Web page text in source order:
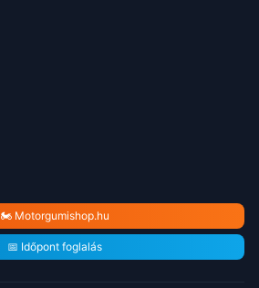
🏍️ Motorgumishop.hu
📅 Időpont foglalás